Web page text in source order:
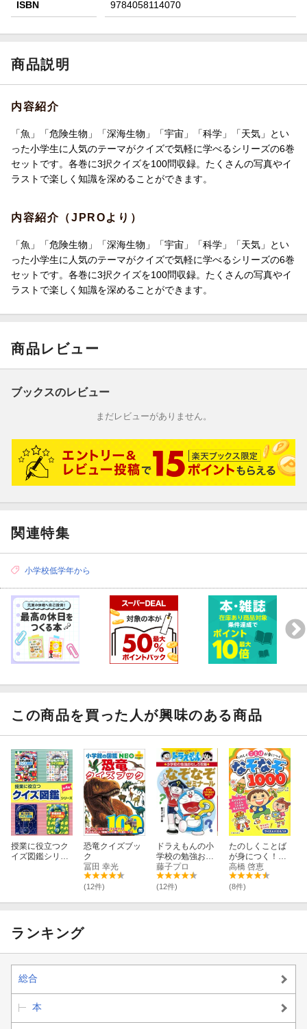
ISBN 9784058114070
商品説明
内容紹介
「魚」「危険生物」「深海生物」「宇宙」「科学」「天気」とい
った小学生に人気のテーマがクイズで気軽に学べるシリーズの6巻
セットです。各巻に3択クイズを100問収録。たくさんの写真やイ
ラストで楽しく知識を深めることができます。
内容紹介（JPROより）
「魚」「危険生物」「深海生物」「宇宙」「科学」「天気」とい
った小学生に人気のテーマがクイズで気軽に学べるシリーズの6巻
セットです。各巻に3択クイズを100問収録。たくさんの写真やイ
ラストで楽しく知識を深めることができます。
商品レビュー
ブックスのレビュー
まだレビューがありません。
関連特集
小学校低学年から
この商品を買った人が興味のある商品
授業に役立つク
イズ図鑑シリー
恐竜クイズブッ
ク
冨田 幸光
(12件)
ドラえもんの小
学校の勉強おも
しろ攻略 なぞな
ぞゼミナール
藤子プロ
(12件)
たのしくことば
が身につく！
なぞなぞ1000
高橋 啓恵
(8件)
ランキング
総合
本